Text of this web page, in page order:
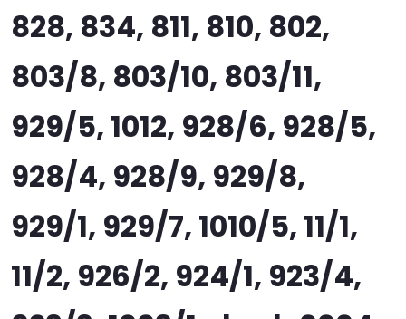
828, 834, 811, 810, 802,
803/8, 803/10, 803/11,
929/5, 1012, 928/6, 928/5,
928/4, 928/9, 929/8,
929/1, 929/7, 1010/5, 11/1,
11/2, 926/2, 924/1, 923/4,